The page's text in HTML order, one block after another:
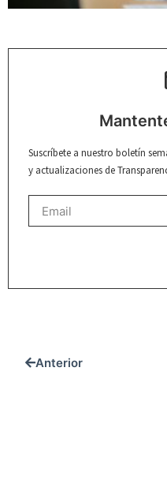
Suscríbete a nuestro boletín
y actualizaciones de
Anterior